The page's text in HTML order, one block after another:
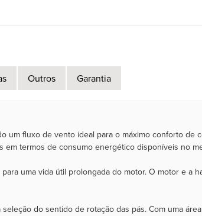
Outros Garantia
um fluxo de vento ideal para o máximo conforto de
em termos de consumo energético disponíveis no
uma vida útil prolongada do motor. O motor e a
do sentido de rotação das pás. Com uma